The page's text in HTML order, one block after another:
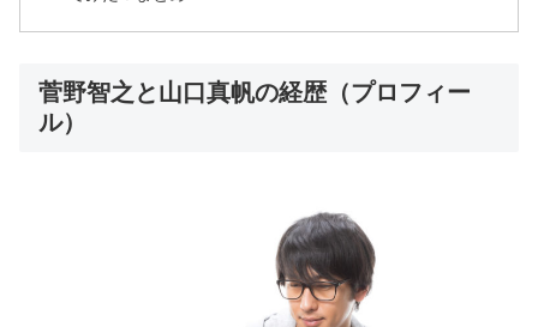
菅野智之と山口真帆の経歴（プロフィー
ル）